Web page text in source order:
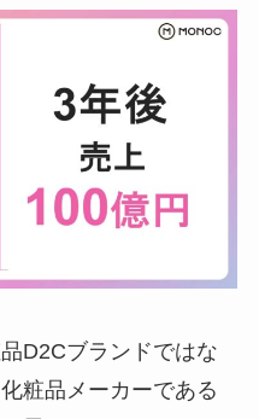
D2Cブランドではな
粧品メーカーである